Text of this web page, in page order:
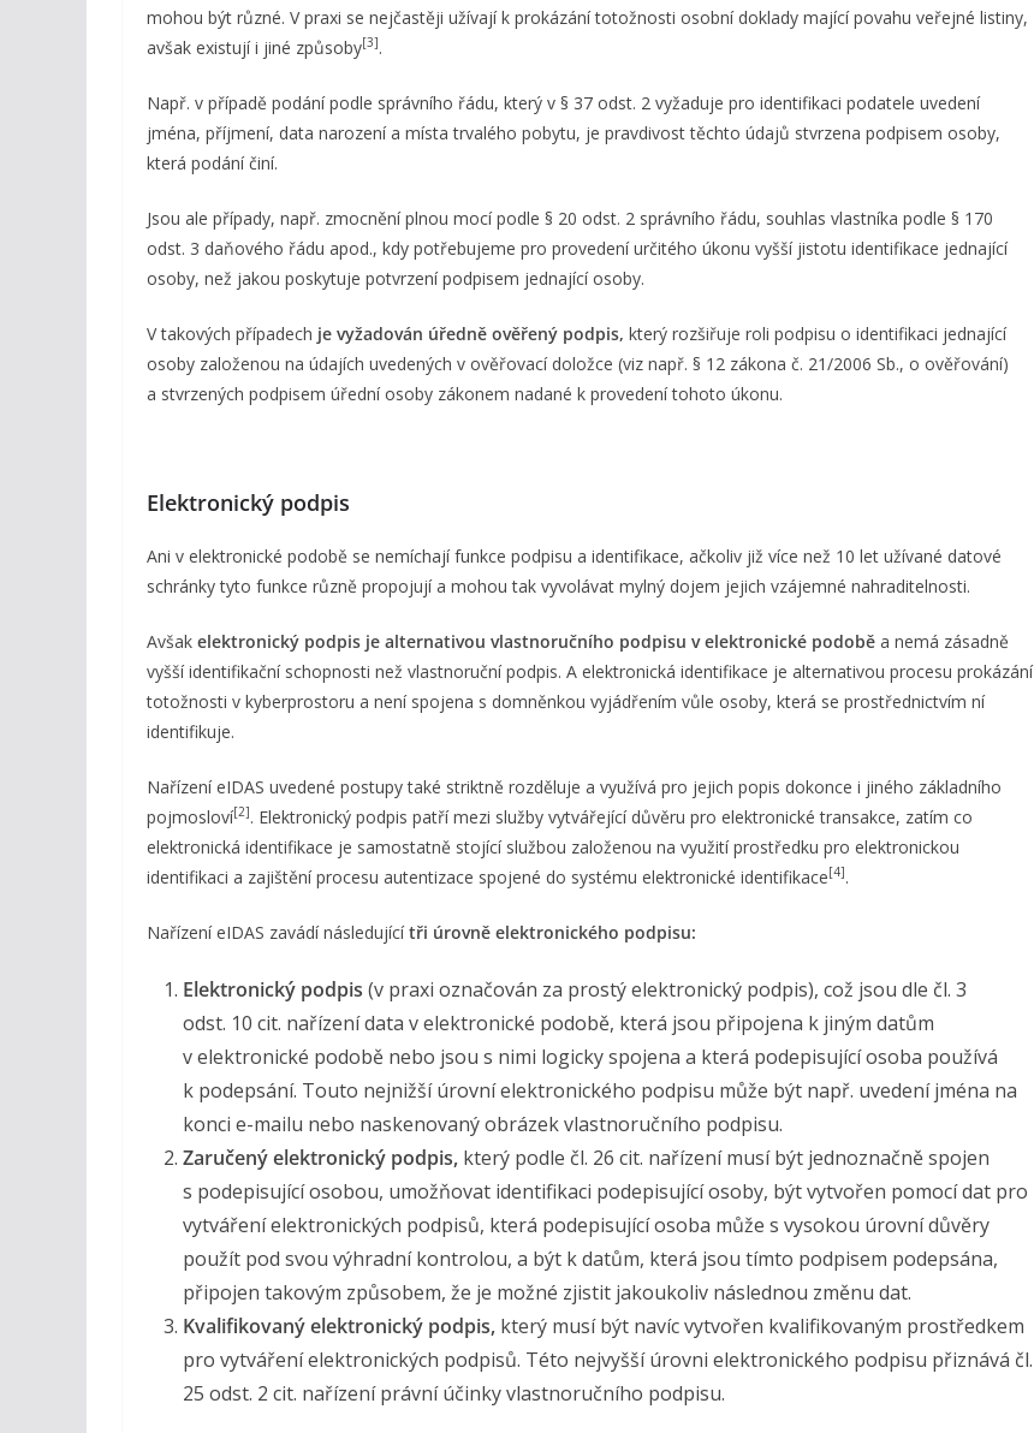
mohou být různé. V praxi se nejčastěji užívají k prokázání totožnosti osobní doklady mající povahu veřejné listiny,
avšak existují i jiné způsoby[3].
Např. v případě podání podle správního řádu, který v § 37 odst. 2 vyžaduje pro identifikaci podatele uvedení
jména, příjmení, data narození a místa trvalého pobytu, je pravdivost těchto údajů stvrzena podpisem osoby,
která podání činí.
Jsou ale případy, např. zmocnění plnou mocí podle § 20 odst. 2 správního řádu, souhlas vlastníka podle § 170
odst. 3 daňového řádu apod., kdy potřebujeme pro provedení určitého úkonu vyšší jistotu identifikace jednající
osoby, než jakou poskytuje potvrzení podpisem jednající osoby.
V takových případech je vyžadován úředně ověřený podpis, který rozšiřuje roli podpisu o identifikaci jednající
osoby založenou na údajích uvedených v ověřovací doložce (viz např. § 12 zákona č. 21/2006 Sb., o ověřování)
a stvrzených podpisem úřední osoby zákonem nadané k provedení tohoto úkonu.
Elektronický podpis
Ani v elektronické podobě se nemíchají funkce podpisu a identifikace, ačkoliv již více než 10 let užívané datové
schránky tyto funkce různě propojují a mohou tak vyvolávat mylný dojem jejich vzájemné nahraditelnosti.
Avšak elektronický podpis je alternativou vlastnoručního podpisu v elektronické podobě a nemá zásadně
vyšší identifikační schopnosti než vlastnoruční podpis. A elektronická identifikace je alternativou procesu prokázání
totožnosti v kyberprostoru a není spojena s domněnkou vyjádřením vůle osoby, která se prostřednictvím ní
identifikuje.
Nařízení eIDAS uvedené postupy také striktně rozděluje a využívá pro jejich popis dokonce i jiného základního
pojmosloví[2]. Elektronický podpis patří mezi služby vytvářející důvěru pro elektronické transakce, zatím co
elektronická identifikace je samostatně stojící službou založenou na využití prostředku pro elektronickou
identifikaci a zajištění procesu autentizace spojené do systému elektronické identifikace[4].
Nařízení eIDAS zavádí následujícítři úrovně elektronického podpisu:
Elektronický podpis (v praxi označován za prostý elektronický podpis), což jsou dle čl. 3
odst. 10 cit. nařízení data v elektronické podobě, která jsou připojena k jiným datům
v elektronické podobě nebo jsou s nimi logicky spojena a která podepisující osoba používá
k podepsání. Touto nejnižší úrovní elektronického podpisu může být např. uvedení jména na
konci e-mailu nebo naskenovaný obrázek vlastnoručního podpisu.
Zaručený elektronický podpis, který podle čl. 26 cit. nařízení musí být jednoznačně spojen
s podepisující osobou, umožňovat identifikaci podepisující osoby, být vytvořen pomocí dat pro
vytváření elektronických podpisů, která podepisující osoba může s vysokou úrovní důvěry
použít pod svou výhradní kontrolou, a být k datům, která jsou tímto podpisem podepsána,
připojen takovým způsobem, že je možné zjistit jakoukoliv následnou změnu dat.
Kvalifikovaný elektronický podpis, který musí být navíc vytvořen kvalifikovaným prostředkem
pro vytváření elektronických podpisů. Této nejvyšší úrovni elektronického podpisu přiznává čl.
25 odst. 2 cit. nařízení právní účinky vlastnoručního podpisu.